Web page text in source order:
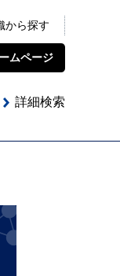
から探す
ムページ
詳細検索